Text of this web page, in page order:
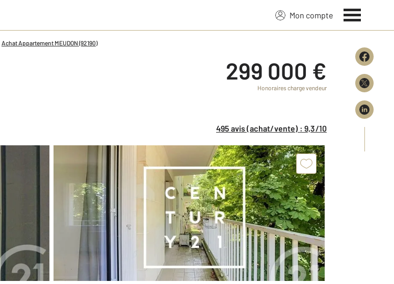
Mon compte
Achat Appartement MEUDON (92190)
299 000 €
Honoraires charge vendeur
495 avis (achat/vente) : 9,3/10